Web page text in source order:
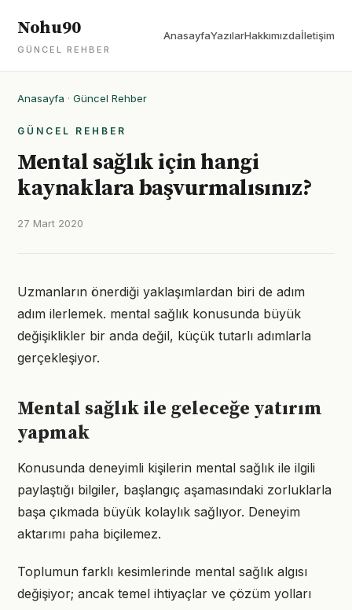
Nohu90
GÜNCEL REHBER
AnasayfaYazılarHakkımızdaİletişim
Anasayfa · Güncel Rehber
GÜNCEL REHBER
Mental sağlık için hangi
kaynaklara başvurmalısınız?
27 Mart 2020
Uzmanların önerdiği yaklaşımlardan biri de adım
adım ilerlemek. mental sağlık konusunda büyük
değişiklikler bir anda değil, küçük tutarlı adımlarla
gerçekleşiyor.
Mental sağlık ile geleceğe yatırım
yapmak
Konusunda deneyimli kişilerin mental sağlık ile ilgili
paylaştığı bilgiler, başlangıç aşamasındaki zorluklarla
başa çıkmada büyük kolaylık sağlıyor. Deneyim
aktarımı paha biçilemez.
Toplumun farklı kesimlerinde mental sağlık algısı
değişiyor; ancak temel ihtiyaçlar ve çözüm yolları